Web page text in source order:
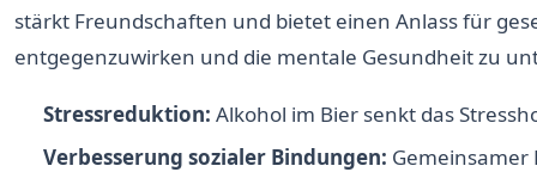
stärkt Freundschaften und bietet einen Anlass für
entgegenzuwirken und die mentale Gesundheit zu
Stressreduktion: Alkohol im Bier senkt das
Verbesserung sozialer Bindungen: Gemeinsamer